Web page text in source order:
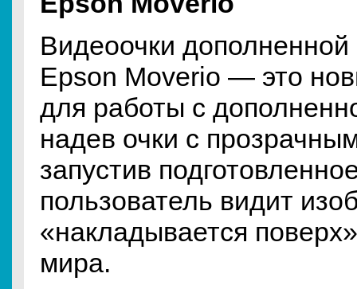
Видеоочки дополненной
Epson Moverio — это
для работы с
надев очки с
запустив
пользователь видит
«накладывается
мира.